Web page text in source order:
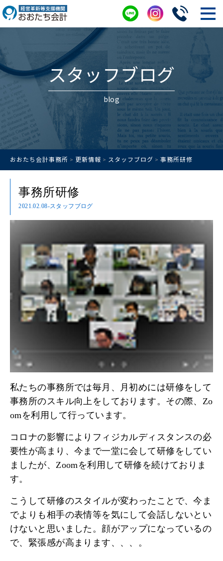
スタッフブログ
blog
おおたち会計事務所 > 更新情報 > スタッフブログ > 事務所研修
事務所研修
2021.02.08-スタッフブログ
私たちの事務所では毎月、月初めには研修をして
事務所のスキル向上をしております。その際、Zo
omを利用して行っています。
コロナの影響によりフィジカルディスタンスの必
要性が高まり、今まで一堂に会して研修をしてい
ましたが、Zoomを利用して研修を続けておりま
す。
こうして研修のスタイルが変わったことで、今ま
でよりも相手の表情等を気にして会話しないとい
けないと思いました。顔がアップになっているの
で、緊張感が高まります、、、。